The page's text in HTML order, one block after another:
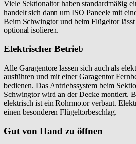
Viele Sektionaltor haben standardmäßig
handelt sich dann um ISO Paneele mit
Beim Schwingtor und beim Flügeltor
optional isolieren.
Elektrischer Betrieb
Alle Garagentore lassen sich auch als
ausführen und mit einer Garagentor
bedienen. Das Antriebssystem beim
Schwingtor wird an der Decke montiert.
elektrisch ist ein Rohrmotor verbaut.
einen besonderen Flügeltorbeschlag.
Gut von Hand zu öffnen